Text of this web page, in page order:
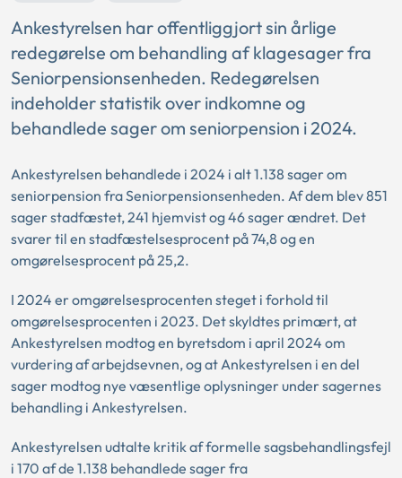
Ankestyrelsen har offentliggjort sin årlige
redegørelse om behandling af klagesager fra
Seniorpensionsenheden. Redegørelsen
indeholder statistik over indkomne og
behandlede sager om seniorpension i 2024.
Ankestyrelsen behandlede i 2024 i alt 1.138 sager om
seniorpension fra Seniorpensionsenheden. Af dem blev 851
sager stadfæstet, 241 hjemvist og 46 sager ændret. Det
svarer til en stadfæstelsesprocent på 74,8 og en
omgørelsesprocent på 25,2.
I 2024 er omgørelsesprocenten steget i forhold til
omgørelsesprocenten i 2023. Det skyldtes primært, at
Ankestyrelsen modtog en byretsdom i april 2024 om
vurdering af arbejdsevnen, og at Ankestyrelsen i en del
sager modtog nye væsentlige oplysninger under sagernes
behandling i Ankestyrelsen.
Ankestyrelsen udtalte kritik af formelle sagsbehandlingsfejl
i 170 af de 1.138 behandlede sager fra